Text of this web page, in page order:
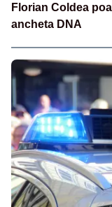
Florian Coldea
ancheta DNA